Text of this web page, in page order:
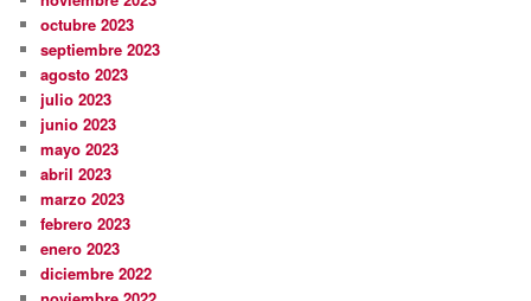
octubre 2023
septiembre 2023
agosto 2023
julio 2023
junio 2023
mayo 2023
abril 2023
marzo 2023
febrero 2023
enero 2023
diciembre 2022